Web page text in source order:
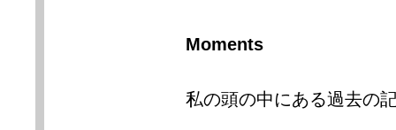
Moments
私の頭の中にある過去の